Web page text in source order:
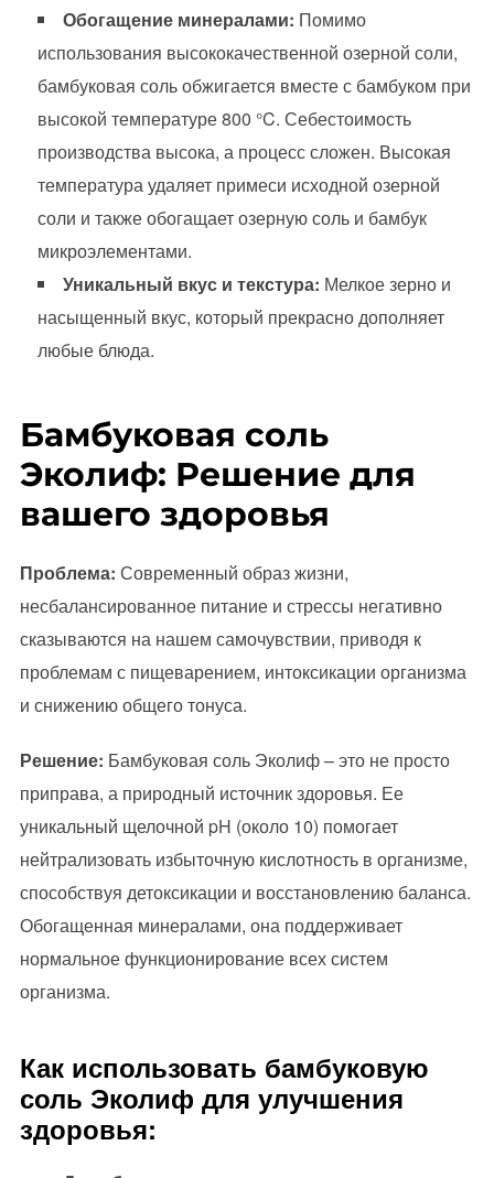
Обогащение минералами: Помимо
использования высококачественной озерной соли,
бамбуковая соль обжигается вместе с бамбуком при
высокой температуре 800 °C. Себестоимость
производства высока, а процесс сложен. Высокая
температура удаляет примеси исходной озерной
соли и также обогащает озерную соль и бамбук
микроэлементами.
Уникальный вкус и текстура: Мелкое зерно и
насыщенный вкус, который прекрасно дополняет
любые блюда.
Бамбуковая соль
Эколиф: Решение для
вашего здоровья
Проблема: Современный образ жизни,
несбалансированное питание и стрессы негативно
сказываются на нашем самочувствии, приводя к
проблемам с пищеварением, интоксикации организма
и снижению общего тонуса.
Решение: Бамбуковая соль Эколиф – это не просто
приправа, а природный источник здоровья. Ее
уникальный щелочной pH (около 10) помогает
нейтрализовать избыточную кислотность в организме,
способствуя детоксикации и восстановлению баланса.
Обогащенная минералами, она поддерживает
нормальное функционирование всех систем
организма.
Как использовать бамбуковую
соль Эколиф для улучшения
здоровья: